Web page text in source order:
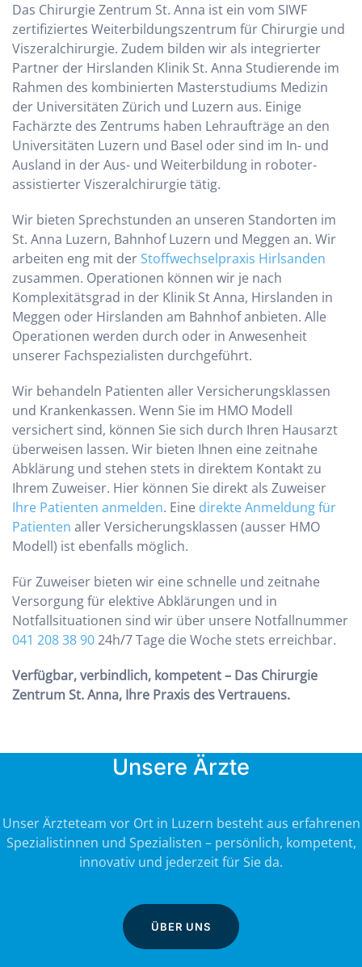
Das Chirurgie Zentrum St. Anna ist ein vom SIWF
zertifiziertes Weiterbildungszentrum für Chirurgie und
Viszeralchirurgie. Zudem bilden wir als integrierter
Partner der Hirslanden Klinik St. Anna Studierende im
Rahmen des kombinierten Masterstudiums Medizin
der Universitäten Zürich und Luzern aus. Einige
Fachärzte des Zentrums haben Lehraufträge an den
Universitäten Luzern und Basel oder sind im In- und
Ausland in der Aus- und Weiterbildung in roboter-
assistierter Viszeralchirurgie tätig.
Wir bieten Sprechstunden an unseren Standorten im
St. Anna Luzern, Bahnhof Luzern und Meggen an. Wir
arbeiten eng mit derStoffwechselpraxis Hirlsanden
zusammen. Operationen können wir je nach
Komplexitätsgrad in der Klinik St Anna, Hirslanden in
Meggen oder Hirslanden am Bahnhof anbieten. Alle
Operationen werden durch oder in Anwesenheit
unserer Fachspezialisten durchgeführt.
Wir behandeln Patienten aller Versicherungsklassen
und Krankenkassen. Wenn Sie im HMO Modell
versichert sind, können Sie sich durch Ihren Hausarzt
überweisen lassen. Wir bieten Ihnen eine zeitnahe
Abklärung und stehen stets in direktem Kontakt zu
Ihrem Zuweiser. Hier können Sie direkt als Zuweiser
Ihre Patienten anmelden. Eine direkte Anmeldung für
Patienten aller Versicherungsklassen (ausser HMO
Modell) ist ebenfalls möglich.
Für Zuweiser bieten wir eine schnelle und zeitnahe
Versorgung für elektive Abklärungen und in
Notfallsituationen sind wir über unsere Notfallnummer
041 208 38 9024h/7 Tage die Woche stets erreichbar.
Verfügbar, verbindlich, kompetent – Das Chirurgie
Zentrum St. Anna, Ihre Praxis des Vertrauens.
Unsere Ärzte
Unser Ärzteteam vor Ort in Luzern besteht aus erfahrenen
Spezialistinnen und Spezialisten – persönlich, kompetent,
innovativ und jederzeit für Sie da.
ÜBER UNS